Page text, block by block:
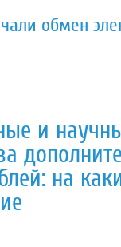
обмен
и
на